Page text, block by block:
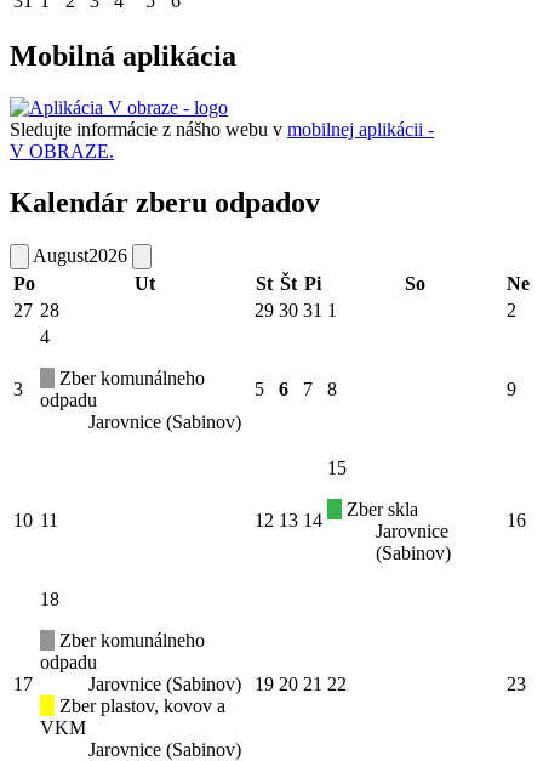
Mobilná aplikácia
Sledujte informácie z nášho webu v mobilnej aplikácii -
V OBRAZE.
Kalendár zberu odpadov
August2026
Po
Ut St Št Pi So
Ne
27 28 29 30 31 1 2
3
4
Zber komunálneho
odpadu
Jarovnice (Sabinov)
5 6 7 8 9
10 11 12 13 14
15
Zber skla
Jarovnice
(Sabinov)
16
17
18
Zber komunálneho
odpadu
Jarovnice (Sabinov)
Zber plastov, kovov a
VKM
Jarovnice (Sabinov)
19 20 21 22 23